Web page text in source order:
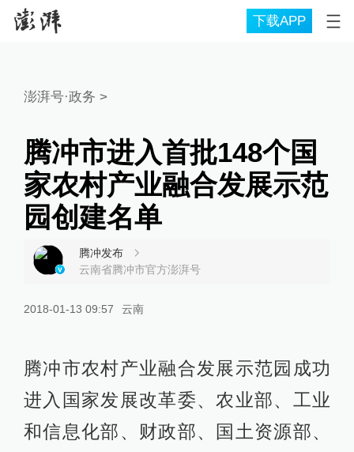
下载APP
澎湃号·政务 >
腾冲市进入首批148个国
家农村产业融合发展示范
园创建名单
腾冲发布
云南省腾冲市官方澎湃号
2018-01-13 09:57 云南
腾冲市农村产业融合发展示范园成功
进入国家发展改革委、农业部、工业
和信息化部、财政部、国土资源部、